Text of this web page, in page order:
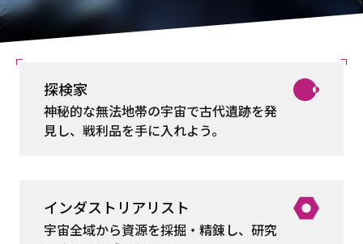
探検家
神秘的な無法地帯の宇宙で古代遺跡を発
見し、戦利品を手に入れよう。
インダストリアリスト
宇宙全域から資源を採掘・精錬し、研究